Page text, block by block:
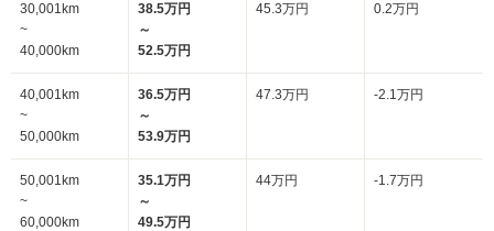
30,001km
~
40,000km
38.5万円
～
52.5万円
45.3万円 0.2万円
40,001km
~
50,000km
36.5万円
～
53.9万円
47.3万円 -2.1万円
50,001km
~
60,000km
35.1万円
～
49.5万円
44万円 -1.7万円